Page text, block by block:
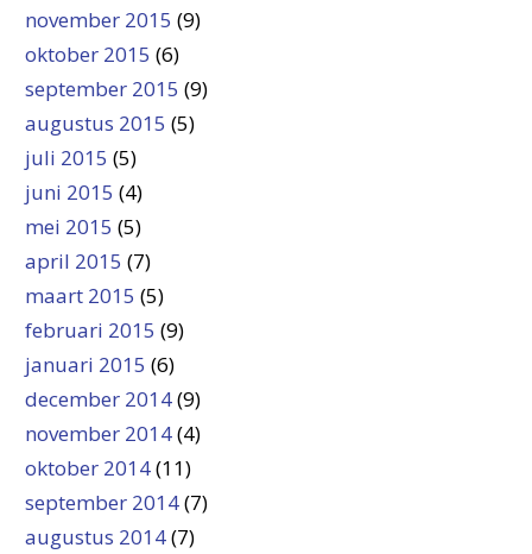
november 2015 (9)
oktober 2015 (6)
september 2015 (9)
augustus 2015 (5)
juli 2015 (5)
juni 2015 (4)
mei 2015 (5)
april 2015 (7)
maart 2015 (5)
februari 2015 (9)
januari 2015 (6)
december 2014(9)
november 2014(4)
oktober 2014(11)
september 2014(7)
augustus 2014(7)